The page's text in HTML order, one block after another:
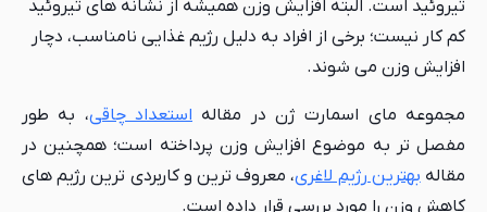
تیروئید است. البته افزایش وزن همیشه از نشانه های تیروئید
کم کار نیست؛ برخی از افراد به دلیل رژیم غذایی نامناسب، دچار
افزایش وزن می شوند.
مجموعه مای اسمارت ژن در مقاله استعداد چاقی، به طور
مفصل تر به موضوع افزایش وزن پرداخته است؛ همچنین در
مقالهبهترین رژیم لاغری، معروف ترین و کاربردی ترین رژیم های
کاهش وزن را مورد بررسی قرار داده است.